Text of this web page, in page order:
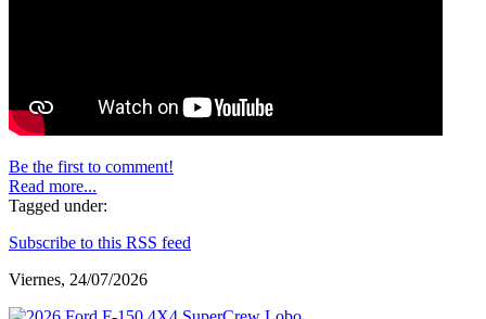
Be the first to comment!
Read more...
Tagged under:
Subscribe to this RSS feed
Viernes, 24/07/2026